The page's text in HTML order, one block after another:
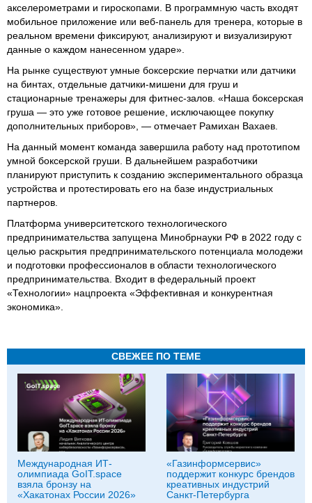
акселерометрами и гироскопами. В программную часть входят
мобильное приложение или веб-панель для тренера, которые в
реальном времени фиксируют, анализируют и визуализируют
данные о каждом нанесенном ударе».
На рынке существуют умные боксерские перчатки или датчики
на бинтах, отдельные датчики-мишени для груш и
стационарные тренажеры для фитнес-залов. «Наша боксерская
груша — это уже готовое решение, исключающее покупку
дополнительных приборов», — отмечает Рамихан Вахаев.
На данный момент команда завершила работу над прототипом
умной боксерской груши. В дальнейшем разработчики
планируют приступить к созданию экспериментального образца
устройства и протестировать его на базе индустриальных
партнеров.
Платформа университетского технологического
предпринимательства запущена Минобрнауки РФ в 2022 году с
целью раскрытия предпринимательского потенциала молодежи
и подготовки профессионалов в области технологического
предпринимательства. Входит в федеральный проект
«Технологии» нацпроекта «Эффективная и конкурентная
экономика».
СВЕЖЕЕ ПО ТЕМЕ
Международная ИТ-
олимпиада GoIT.space
взяла бронзу на
«Хакатонах России 2026»
«Газинформсервис»
поддержит конкурс брендов
креативных индустрий
Санкт-Петербурга